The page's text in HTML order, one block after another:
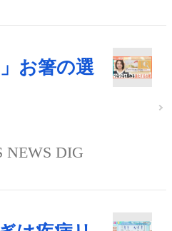
お箸の選
NEWS DIG